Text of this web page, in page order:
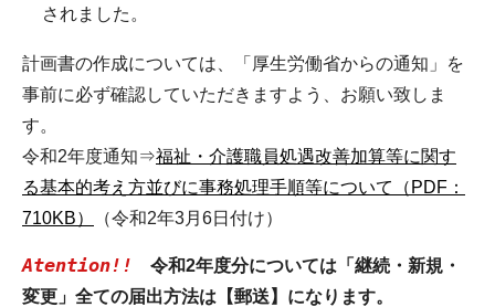
されました。
計画書の作成については、「厚生労働省からの通知」を
事前に必ず確認していただきますよう、お願い致しま
す。
令和2年度通知⇒福祉・介護職員処遇改善加算等に関す
る基本的考え方並びに事務処理手順等について（PDF：
710KB）
（令和2年3月6日付け）
Atention!!
令和2年度分については「継続・新規・
変更」全ての届出方法は【郵送】になります。